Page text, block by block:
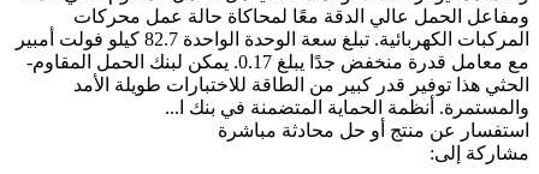
ومفاعل الحمل عالي الدقة معًا لمحاكاة حالة عمل محركات
المركبات الكهربائية. تبلغ سعة الوحدة الواحدة 82.7 كيلو فولت أمبير
مع معامل قدرة منخفض جدًا يبلغ 0.17. يمكن لبنك الحمل المقاوم-
الحثي هذا توفير قدر كبير من الطاقة للاختبارات طويلة الأمد
والمستمرة. أنظمة الحماية المتضمنة في بنك ا...
استفسار عن منتج أو حل محادثة مباشرة
مشاركة إلى: